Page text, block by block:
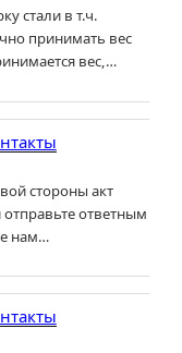
стали в т.ч.
принимать вес
вес,…
стороны акт
отправьте ответным
нам…